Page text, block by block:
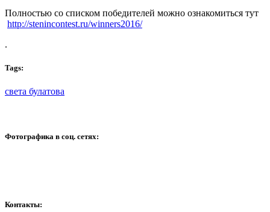
Полностью со списком победителей можно ознакомиться тут
http://stenincontest.ru/winners2016/
.
Tags:
света булатова
Фотографика в соц. сетях:
Контакты: